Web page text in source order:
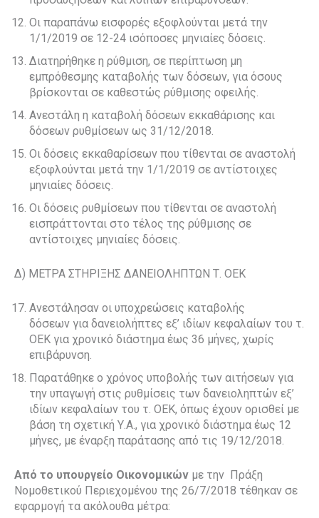
Οι παραπάνω εισφορές εξοφλούνται μετά την
1/1/2019 σε 12-24 ισόποσες μηνιαίες δόσεις.
Διατηρήθηκε η ρύθμιση, σε περίπτωση μη
εμπρόθεσμης καταβολής των δόσεων, για όσους
βρίσκονται σε καθεστώς ρύθμισης οφειλής.
Ανεστάλη η καταβολή δόσεων εκκαθάρισης και
δόσεων ρυθμίσεων ως 31/12/2018.
Οι δόσεις εκκαθαρίσεων που τίθενται σε αναστολή
εξοφλούνται μετά την 1/1/2019 σε αντίστοιχες
μηνιαίες δόσεις.
Οι δόσεις ρυθμίσεων που τίθενται σε αναστολή
εισπράττονται στο τέλος της ρύθμισης σε
αντίστοιχες μηνιαίες δόσεις.
Δ) ΜΕΤΡΑ ΣΤΗΡΙΞΗΣ ΔΑΝΕΙΟΛΗΠΤΩΝ Τ. ΟΕΚ
Ανεστάλησαν οι υποχρεώσεις καταβολής
δόσεων για δανειολήπτες εξ’ ιδίων κεφαλαίων του τ.
ΟΕΚ για χρονικό διάστημα έως 36 μήνες, χωρίς
επιβάρυνση.
Παρατάθηκε ο χρόνος υποβολής των αιτήσεων για
την υπαγωγή στις ρυθμίσεις των δανειοληπτών εξ’
ιδίων κεφαλαίων του τ. ΟΕΚ, όπως έχουν ορισθεί με
βάση τη σχετική Υ.Α., για χρονικό διάστημα έως 12
μήνες, με έναρξη παράτασης από τις 19/12/2018.
Από το υπουργείο Οικονομικών με την Πράξη
Νομοθετικού Περιεχομένου της 26/7/2018 τέθηκαν σε
εφαρμογή τα ακόλουθα μέτρα: